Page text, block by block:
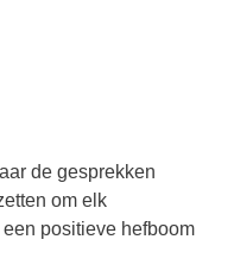
de gesprekken
om elk
positieve hefboom